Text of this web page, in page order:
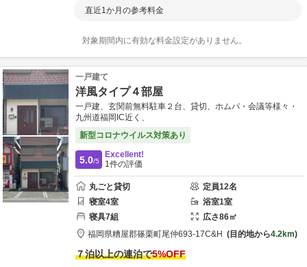
直近1か月の参考料金
対象期間内に有効な料金設定がありません。
一戸建て
洋風タイプ４部屋
一戸建、玄関前無料駐車２台、貸切、ホムパ・会議等様々・
九州道福岡IC近く、
新型コロナウイルス対策あり
5.0/5
Excellent!
1件の評価
丸ごと貸切 定員12名
寝室4室 浴室1室
寝具7組 広さ86㎡
福岡県糟屋郡篠栗町尾仲693-17C&H 目的地から4.2km
７泊以上の連泊で5%OFF